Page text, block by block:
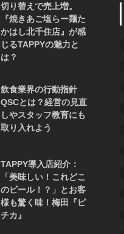
切り替えで売上増。
『焼きあご塩らー麺た
かはし北千住店』が感
じるTAPPYの魅力と
は？
飲食業界の行動指針
QSCとは？経営の見直
しやスタッフ教育にも
取り入れよう
TAPPY導入店紹介：
「美味しい！これどこ
のビール！？」とお客
様も驚く味！梅田『ピ
チカ』